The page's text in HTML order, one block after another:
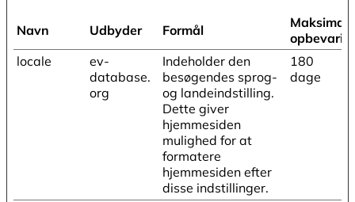
Navn Udbyder Formål
Maksimal
locale
ev-
database.
org
Indeholder den
besøgendes sprog-
og landeindstilling.
Dette giver
hjemmesiden
mulighed for at
formatere
hjemmesiden efter
disse indstillinger.
180
dage